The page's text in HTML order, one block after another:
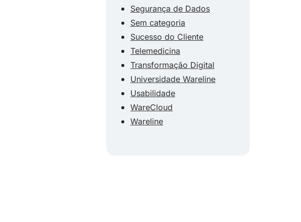
Segurança de Dados
Sem categoria
Sucesso do Cliente
Telemedicina
Transformação Digital
Universidade Wareline
Usabilidade
WareCloud
Wareline